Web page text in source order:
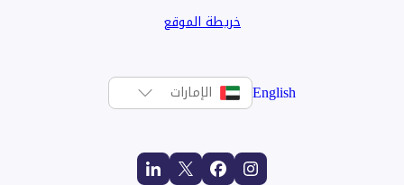
خريطة الموقع
English الإمارات